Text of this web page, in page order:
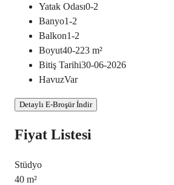
Yatak Odası0-2
Banyo1-2
Balkon1-2
Boyut40-223 m²
Bitiş Tarihi30-06-2026
HavuzVar
Detaylı E-Broşür İndir
Fiyat Listesi
Stüdyo
40 m²